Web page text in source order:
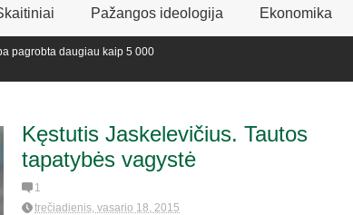
Pažangos ideologija Ekonomika
daugiau kaip 5 000
Kęstutis Jaskelevičius. Tautos
tapatybės vagystė
1
trečiadienis, vasario 18, 2015